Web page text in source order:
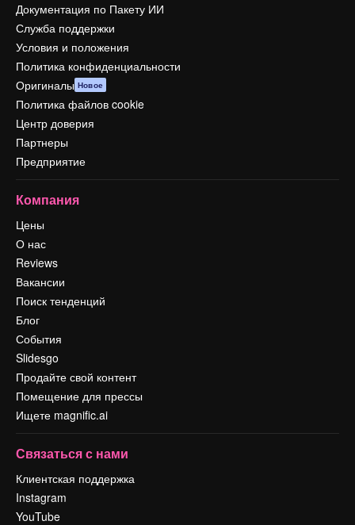
Документация по Пакету ИИ
Служба поддержки
Условия и положения
Политика конфиденциальности
Оригиналы Новое
Политика файлов cookie
Центр доверия
Партнеры
Предприятие
Компания
Цены
О нас
Reviews
Вакансии
Поиск тенденций
Блог
События
Slidesgo
Продайте свой контент
Помещение для прессы
Ищете magnific.ai
Связаться с нами
Клиентская поддержка
Instagram
YouTube